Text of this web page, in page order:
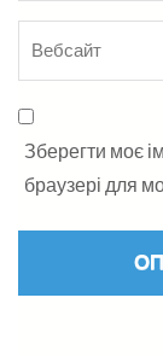
Зберегти моє
браузері для